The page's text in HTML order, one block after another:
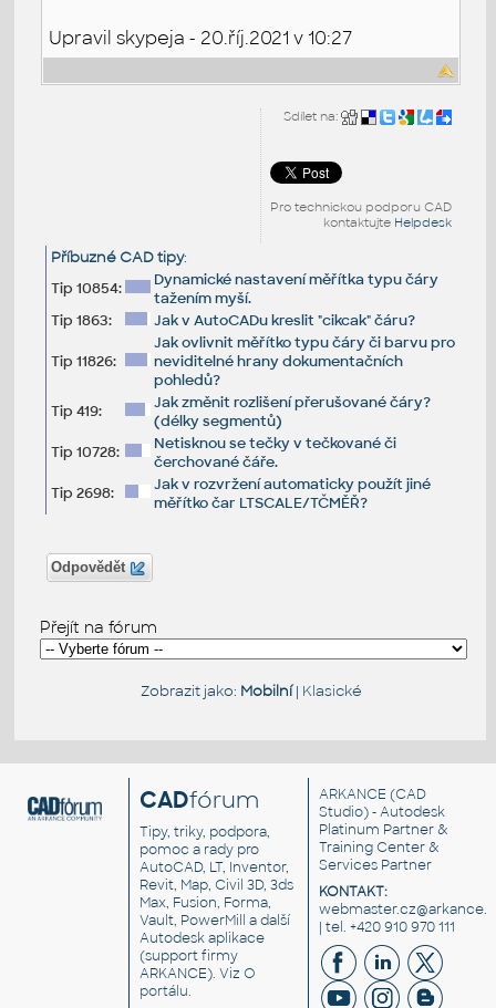
Upravil skypeja - 20.říj.2021 v 10:27
Sdílet na:
Pro technickou podporu CAD
kontaktujte Helpdesk
Příbuzné CAD tipy:
Tip 10854:
Dynamické nastavení měřítka typu čáry
tažením myší.
Tip 1863:
Jak v AutoCADu kreslit "cikcak" čáru?
Tip 11826:
Jak ovlivnit měřítko typu čáry či barvu pro
neviditelné hrany dokumentačních
pohledů?
Tip 419:
Jak změnit rozlišení přerušované čáry?
(délky segmentů)
Tip 10728:
Netisknou se tečky v tečkované či
čerchované čáře.
Tip 2698:
Jak v rozvržení automaticky použít jiné
měřítko čar LTSCALE/TČMĚŘ?
Odpovědět
Přejít na fórum
Zobrazit jako: Mobilní| Klasické
CADfórum
Tipy, triky, podpora,
pomoc a rady pro
AutoCAD, LT, Inventor,
Revit, Map, Civil 3D, 3ds
Max, Fusion, Forma,
Vault, PowerMill a další
Autodesk aplikace
(support firmy
ARKANCE). VizO
portálu.
ARKANCE (CAD
Studio) - Autodesk
Platinum Partner &
Training Center &
Services Partner
KONTAKT:
| tel. +420 910 970 111